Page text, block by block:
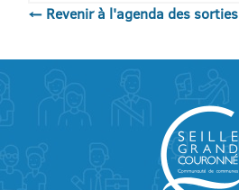
← Revenir à l'agenda des sorties